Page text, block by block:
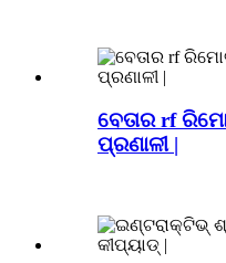
ବେତାର rf
ପ୍ରଣାଳୀ |